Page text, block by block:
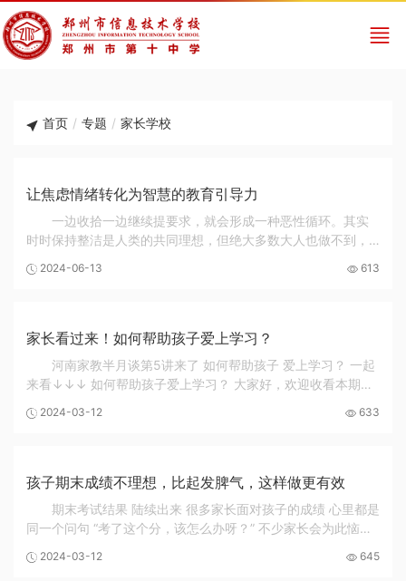
首页 / 专题 / 家长学校
让焦虑情绪转化为智慧的教育引导力
一边收拾一边继续提要求，就会形成一种恶性循环。其实
时时保持整洁是人类的共同理想，但绝大多数大人也做不到，
2024-06-13 613
家长看过来！如何帮助孩子爱上学习？
河南家教半月谈第5讲来了 如何帮助孩子 爱上学习？ 一起
来看↓↓↓ 如何帮助孩子爱上学习？ 大家好，欢迎收看本期的
子爱上学习？》。 首先我们先来找一找孩...
2024-03-12 633
孩子期末成绩不理想，比起发脾气，这样做更有效
期末考试结果 陆续出来 很多家长面对孩子的成绩 心里都是
同一个问句 “考了这个分，该怎么办呀？” 不少家长会为此恼火
式 也是最能被理解的 但是 发脾...
2024-03-12 645